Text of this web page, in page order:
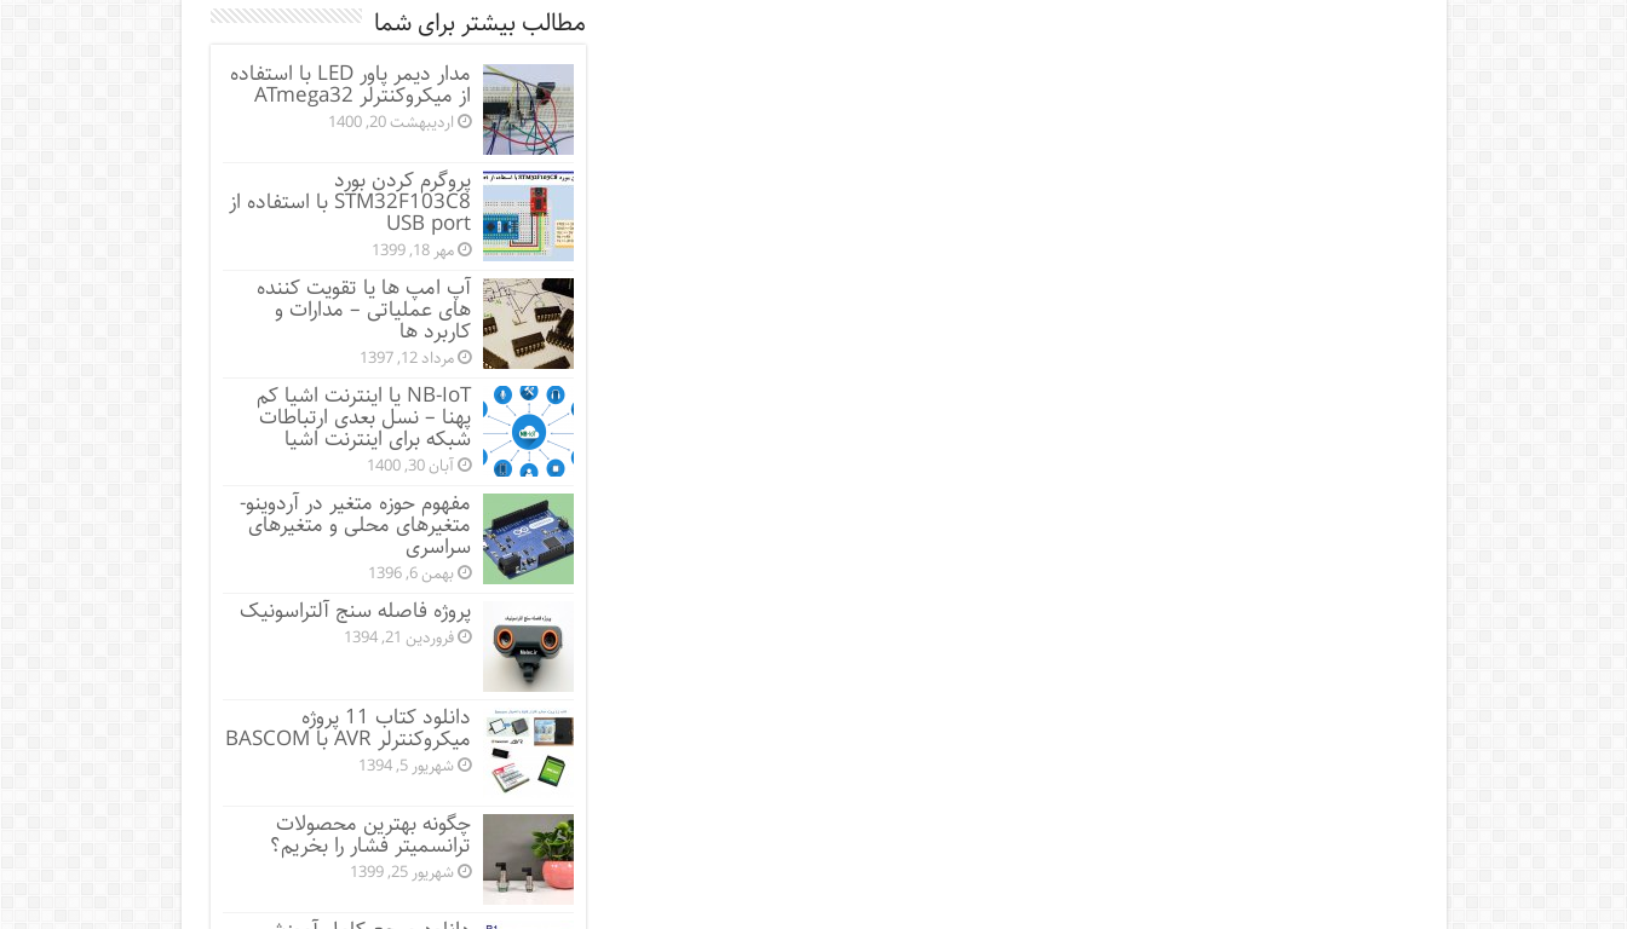
مطالب بیشتر برای شما
مدار دیمر پاور LED با استفاده
از میکروکنترلر ATmega32
اردیبهشت 20, 1400
پروگرم کردن بورد
STM32F103C8 با استفاده از
USB port
مهر 18, 1399
آپ امپ ها یا تقویت کننده
های عملیاتی – مدارات و
کاربرد ها
مرداد 12, 1397
NB-IoT یا اینترنت اشیا کم
پهنا – نسل بعدی ارتباطات
شبکه برای اینترنت اشیا
آبان 30, 1400
مفهوم حوزه متغیر در آردوینو-
متغیرهای محلی و متغیرهای
سراسری
بهمن 6, 1396
پروژه فاصله سنج آلتراسونیک
فروردین 21, 1394
دانلود کتاب 11 پروژه
میکروکنترلر AVR با BASCOM
شهریور 5, 1394
چگونه بهترین محصولات
ترانسمیتر فشار را بخریم؟
شهریور 25, 1399